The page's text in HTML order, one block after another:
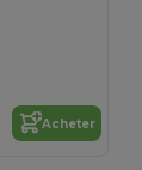
Acheter